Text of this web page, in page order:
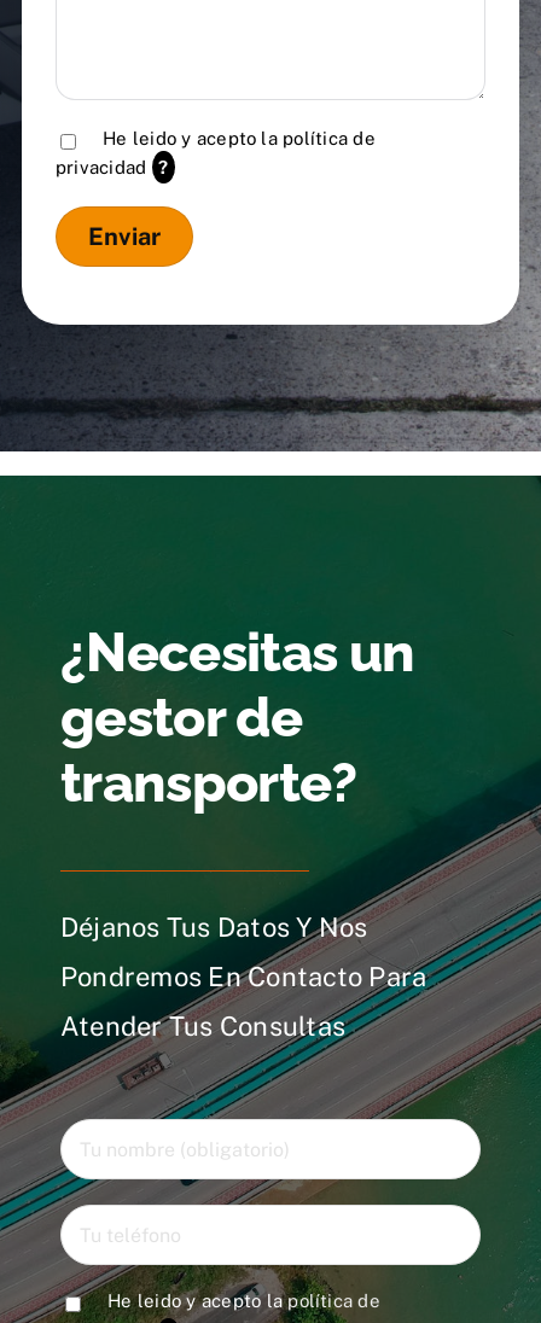
He leido y acepto la política de
privacidad
?
¿Necesitas un
gestor de
transporte?
Déjanos Tus Datos Y Nos
Pondremos En Contacto Para
Atender Tus Consultas
He leido y acepto lapolítica de